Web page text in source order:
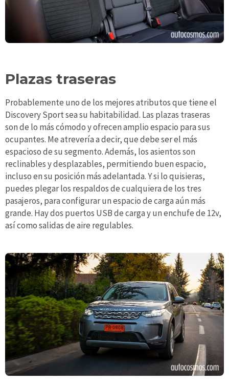
Plazas traseras
Probablemente uno de los mejores atributos que tiene el
Discovery Sport sea su habitabilidad. Las plazas traseras
son de lo más cómodo y ofrecen amplio espacio para sus
ocupantes. Me atrevería a decir, que debe ser el más
espacioso de su segmento. Además, los asientos son
reclinables y desplazables, permitiendo buen espacio,
incluso en su posición más adelantada. Y si lo quisieras,
puedes plegar los respaldos de cualquiera de los tres
pasajeros, para configurar un espacio de carga aún más
grande. Hay dos puertos USB de carga y un enchufe de 12v,
así como salidas de aire regulables.